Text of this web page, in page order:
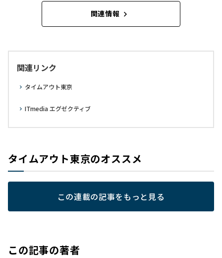
関連情報
関連リンク
タイムアウト東京
ITmedia エグゼクティブ
タイムアウト東京のオススメ
この連載の記事をもっと見る
この記事の著者